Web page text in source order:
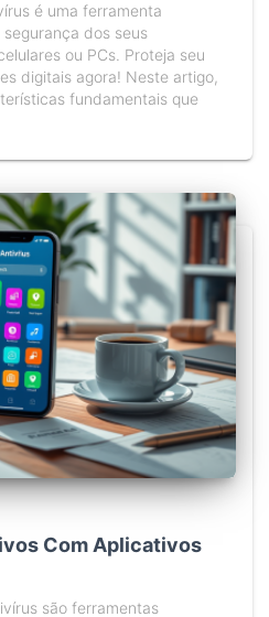
é uma ferramenta
dos seus
ou PCs. Proteja seu
digitais agora! Neste artigo,
fundamentais que
Com Aplicativos
são ferramentas